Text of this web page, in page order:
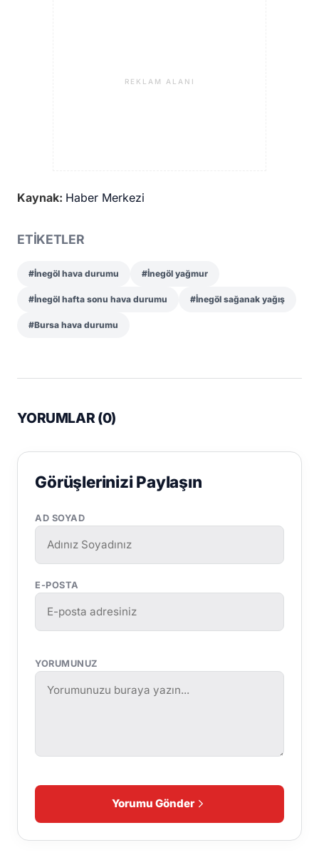
REKLAM ALANI
Kaynak: Haber Merkezi
ETİKETLER
#İnegöl hava durumu #İnegöl yağmur
#İnegöl hafta sonu hava durumu #İnegöl sağanak yağış
#Bursa hava durumu
YORUMLAR (0)
Görüşlerinizi Paylaşın
AD SOYAD
E-POSTA
YORUMUNUZ
Yorumu Gönder